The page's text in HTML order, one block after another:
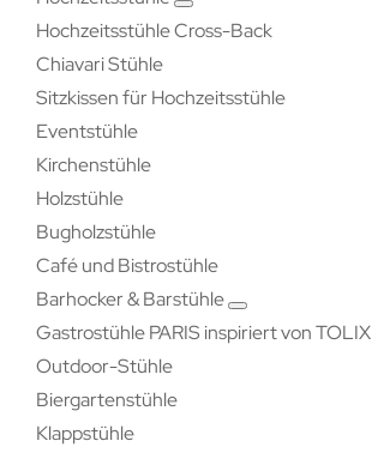
Hochzeitsstühle Cross-Back
Chiavari Stühle
Sitzkissen für Hochzeitsstühle
Eventstühle
Kirchenstühle
Holzstühle
Bugholzstühle
Café und Bistrostühle
Barhocker & Barstühle
Gastrostühle PARIS inspiriert von TOLIX
Outdoor-Stühle
Biergartenstühle
Klappstühle